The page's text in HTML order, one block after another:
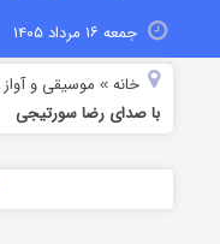
جمعه ۱۶ مرداد ۱۴۰۵
خانه » موسیقی و آواز
با صدای رضا سورتیجی